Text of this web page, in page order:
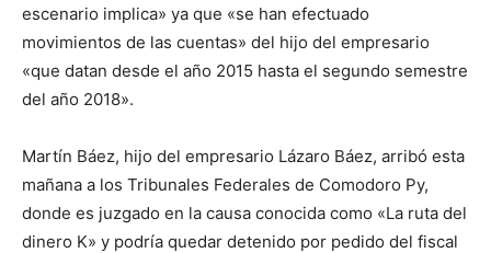
escenario implica» ya que «se han efectuado
movimientos de las cuentas» del hijo del empresario
«que datan desde el año 2015 hasta el segundo semestre
del año 2018».
Martín Báez, hijo del empresario Lázaro Báez, arribó esta
mañana a los Tribunales Federales de Comodoro Py,
donde es juzgado en la causa conocida como «La ruta del
dinero K» y podría quedar detenido por pedido del fiscal